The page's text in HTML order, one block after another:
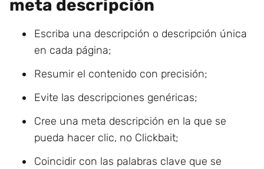
meta descripción
Escriba una descripción o descripción única
en cada página;
Resumir el contenido con precisión;
Evite las descripciones genéricas;
Cree una meta descripción en la que se
pueda hacer clic, no Clickbait;
Coincidir con las palabras clave que se